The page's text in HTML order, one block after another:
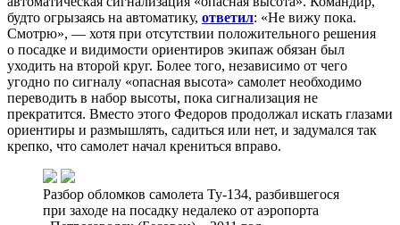
будто огрызаясь на автоматику, ответил: «Не вижу пока.
Смотрю», — хотя при отсутствии положительного решения
о посадке и видимости ориентиров экипаж обязан был
уходить на второй круг. Более того, независимо от чего
угодно по сигналу «опасная высота» самолет необходимо
переводить в набор высоты, пока сигнализация не
прекратится. Вместо этого Федоров продолжал искать глазами
ориентиры и размышлять, садиться или нет, и задумался так
крепко, что самолет начал крениться вправо.
Разбор обломков самолета Ту-134, разбившегося
при заходе на посадку недалеко от аэропорта